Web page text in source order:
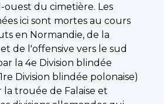
ouest du cimetière. Les
ici sont mortes au cours
en Normandie, de la
de l'offensive vers le sud
la 4e Division blindée
Division blindée polonaise)
trouée de Falaise et